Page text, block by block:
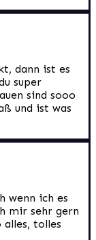
dann ist es
super
sind sooo
und ist was
wenn ich es
mir sehr gern
alles, tolles